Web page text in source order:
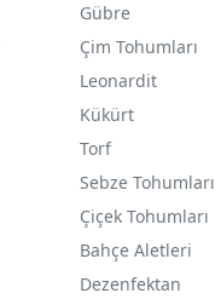
Gübre
Çim Tohumları
Leonardit
Kükürt
Torf
Sebze Tohumları
Çiçek Tohumları
Bahçe Aletleri
Dezenfektan